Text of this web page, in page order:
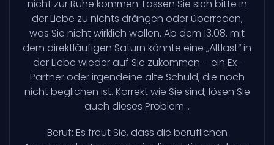
nicht zur Ruhe kommen. Lassen Sie sich bitte in
der Liebe zu nichts drängen oder überreden,
was Sie nicht wirklich wollen. Ab dem 13.08. mit
dem direktläufigen Saturn könnte eine „Altlast“ in
der Liebe wieder auf Sie zukommen – ein Ex-
Partner oder irgendeine alte Schuld, die noch
nicht beglichen ist. Korrekt wie Sie sind, lösen Sie
auch dieses Problem...
Beruf: Es freut Sie, dass die beruflichen